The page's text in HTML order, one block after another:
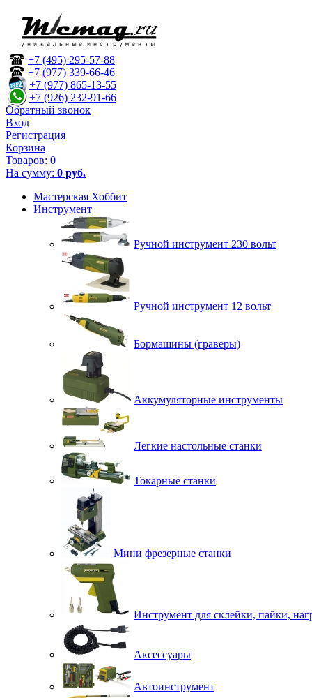
+7 (495) 295-57-88
+7 (977) 339-66-46
+7 (977) 865-13-55
+7 (926) 232-91-66
Обратный звонок
Вход
Регистрация
Корзина
Товаров: 0
На сумму: 0 руб.
Мастерская Хоббит
Инструмент
Ручной инструмент 230 вольт
Ручной инструмент 12 вольт
Бормашины (граверы)
Аккумуляторные инструменты
Легкие настольные станки
Токарные станки
Мини фрезерные станки
Инструмент для склейки, пайки,
Аксессуары
Автоинструмент